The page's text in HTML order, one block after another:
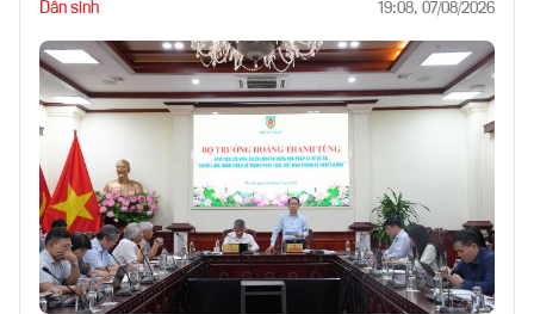
Dân sinh 19:08, 07/08/2026